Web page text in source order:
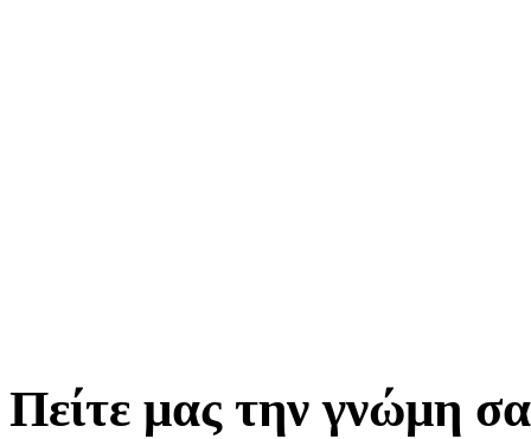
Πείτε μας την γνώμη